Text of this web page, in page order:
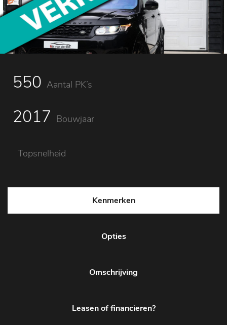
550 Aantal PK’s
2017 Bouwjaar
Topsnelheid
Kenmerken
Opties
Omschrijving
Leasen of financieren?